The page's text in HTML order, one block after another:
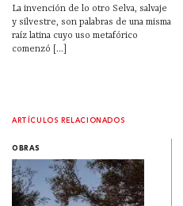
La invención de lo otro Selva, salvaje
y silvestre, son palabras de una misma
raíz latina cuyo uso metafórico
comenzó [...]
ARTÍCULOS RELACIONADOS
OBRAS